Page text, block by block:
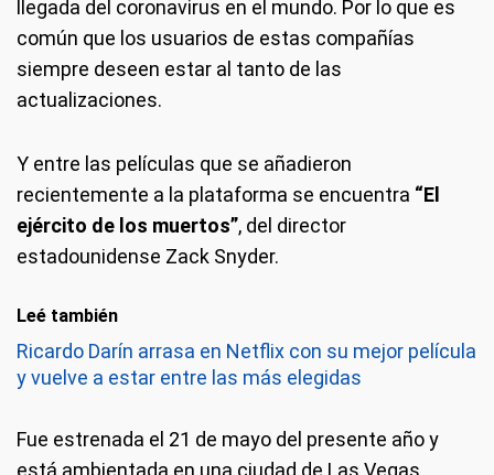
llegada del coronavirus en el mundo. Por lo que es
común que los usuarios de estas compañías
siempre deseen estar al tanto de las
actualizaciones.
Y entre las películas que se añadieron
recientemente a la plataforma se encuentra “El
ejército de los muertos”, del director
estadounidense Zack Snyder.
Leé también
Ricardo Darín arrasa en Netflix con su mejor película
y vuelve a estar entre las más elegidas
Fue estrenada el 21 de mayo del presente año y
está ambientada en una ciudad de Las Vegas